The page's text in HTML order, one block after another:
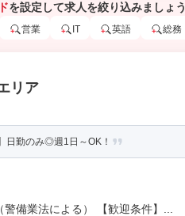
を設定して求人を絞り込みましょう
営業 IT 英語 総務
リア
日勤のみ◎週1日～OK！
備業法による） 【歓迎条件】...